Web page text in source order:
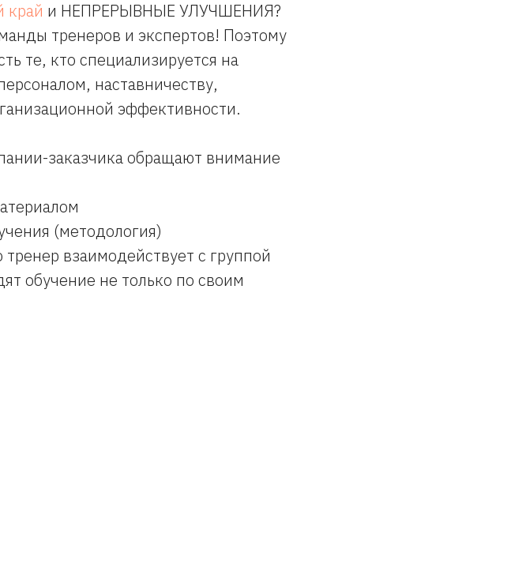
край и НЕПРЕРЫВНЫЕ УЛУЧШЕНИЯ?
тренеров и экспертов! Поэтому
те, кто специализируется на
наставничеству,
эффективности.
заказчика обращают внимание
(методология)
взаимодействует с группой
обучение не только по своим